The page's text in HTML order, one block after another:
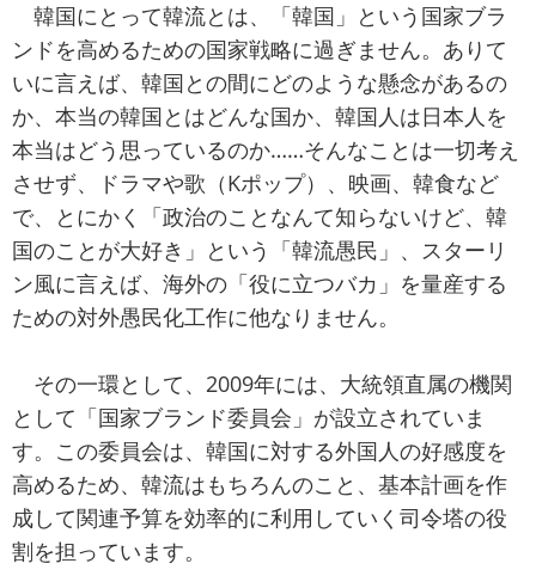
韓国にとって韓流とは、「韓国」という国家ブラ
ンドを高めるための国家戦略に過ぎません。ありて
いに言えば、韓国との間にどのような懸念があるの
か、本当の韓国とはどんな国か、韓国人は日本人を
本当はどう思っているのか……そんなことは一切考え
させず、ドラマや歌（Kポップ）、映画、韓食など
で、とにかく「政治のことなんて知らないけど、韓
国のことが大好き」という「韓流愚民」、スターリ
ン風に言えば、海外の「役に立つバカ」を量産する
ための対外愚民化工作に他なりません。
その一環として、2009年には、大統領直属の機関
として「国家ブランド委員会」が設立されていま
す。この委員会は、韓国に対する外国人の好感度を
高めるため、韓流はもちろんのこと、基本計画を作
成して関連予算を効率的に利用していく司令塔の役
割を担っています。